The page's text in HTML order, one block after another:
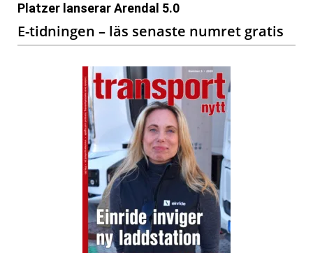
Platzer lanserar Arendal 5.0
E-tidningen – läs senaste numret gratis